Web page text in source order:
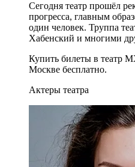
Сегодня театр прошёл
прогресса, главным
один человек. Труппа
Хабенский и многими
Купить билеты в театр
Москве бесплатно.
Актеры театра